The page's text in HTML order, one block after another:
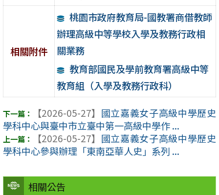
相關公告
相關附件
桃園市政府教育局-國教署商借教師
辦理高級中等學校入學及教務行政相
關業務
教育部國民及學前教育署高級中等
教育組（入學及教務行政科）
【2026-05-27】 國立嘉義女子高級中學歷史
學科中心與臺中市立臺中第一高級中學作 ...
【2026-05-27】 國立嘉義女子高級中學歷史
學科中心參與辦理「東南亞華人史」系列 ...